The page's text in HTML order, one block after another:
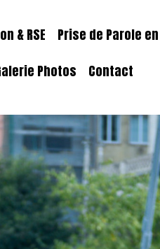
& RSE Prise de Parole
Photos Contact